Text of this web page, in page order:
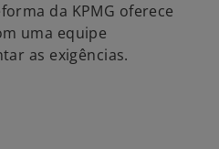
da KPMG oferece
uma equipe
as exigências.